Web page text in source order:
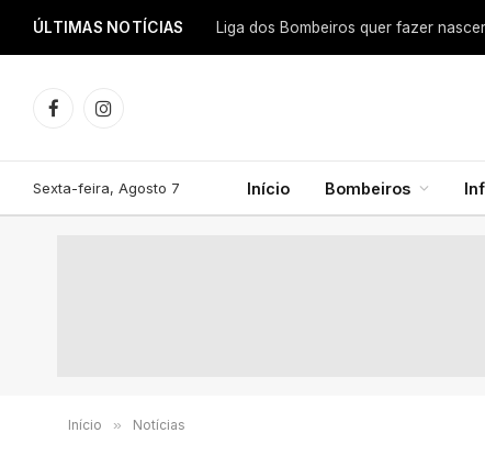
ÚLTIMAS NOTÍCIAS
FacebookInstagram
Sexta-feira, Agosto 7 Início Bombeiros
Início » Notícias